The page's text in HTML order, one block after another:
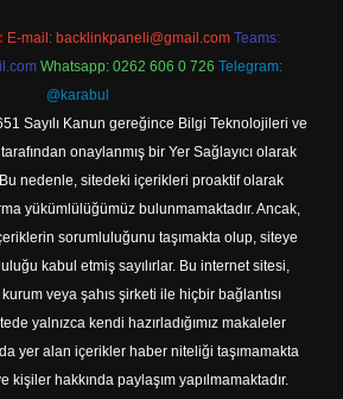
E-mail: backlinkpaneli@gmail.com Teams:
Whatsapp: 0262 606 0 726 Telegram:
@karabul
Sayılı Kanun gereğince Bilgi Teknolojileri ve
onaylanmış bir Yer Sağlayıcı olarak
nedenle, sitedeki içerikleri proaktif olarak
yükümlülüğümüz bulunmamaktadır. Ancak,
sorumluluğunu taşımakta olup, siteye
kabul etmiş sayılırlar. Bu internet sitesi,
veya şahıs şirketi ile hiçbir bağlantısı
yalnızca kendi hazırladığımız makaleler
yer alan içerikler haber niteliği taşımamakta
kişiler hakkında paylaşım yapılmamaktadır.